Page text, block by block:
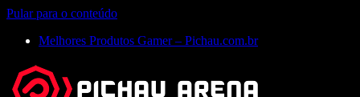
Pular para o conteúdo
Melhores Produtos Gamer – Pichau.com.br